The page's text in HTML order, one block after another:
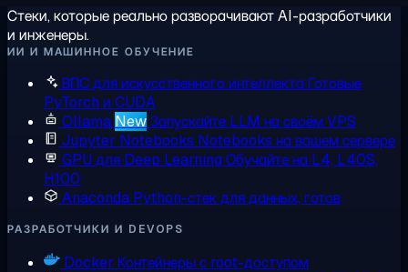
Стеки, которые реально разворачивают AI-разработчики
и инженеры.
ИИ И МАШИННОЕ ОБУЧЕНИЕ
ВПС для искусственного интеллектаГотовые
PyTorch и CUDA
Ollama NewЗапускайте LLM на своём VPS
Jupyter Notebooks Notebooks на вашем сервере
GPU для Deep Learning Обучайте на L4, L40S,
H100
Anaconda Python-стек для данных, готов
РАЗРАБОТЧИКИ И DEVOPS
Docker Контейнеры с root-доступом